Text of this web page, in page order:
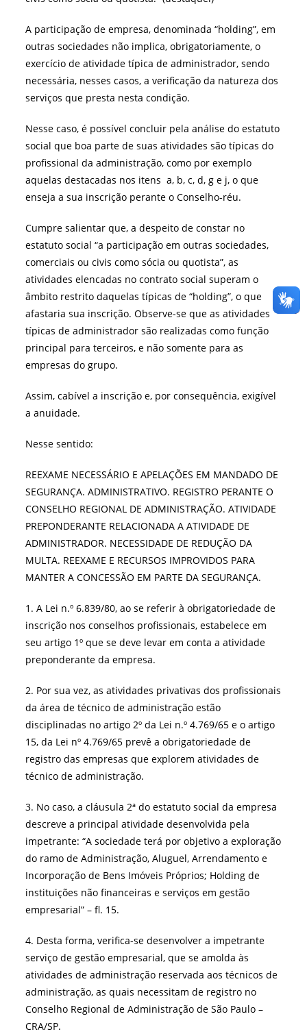
A participação de empresa, denominada “holding”, em
outras sociedades não implica, obrigatoriamente, o
exercício de atividade típica de administrador, sendo
necessária, nesses casos, a verificação da natureza dos
serviços que presta nesta condição.
Nesse caso, é possível concluir pela análise do estatuto
social que boa parte de suas atividades são típicas do
profissional da administração, como por exemplo
aquelas destacadas nos itens a, b, c, d, g e j, o que
enseja a sua inscrição perante o Conselho-réu.
Cumpre salientar que, a despeito de constar no
estatuto social “a participação em outras sociedades,
comerciais ou civis como sócia ou quotista”, as
atividades elencadas no contrato social superam o
âmbito restrito daquelas típicas de “holding”, o que
afastaria sua inscrição. Observe-se que as atividades
típicas de administrador são realizadas como função
principal para terceiros, e não somente para as
empresas do grupo.
Assim, cabível a inscrição e, por consequência, exigível
a anuidade.
Nesse sentido:
REEXAME NECESSÁRIO E APELAÇÕES EM MANDADO DE
SEGURANÇA. ADMINISTRATIVO. REGISTRO PERANTE O
CONSELHO REGIONAL DE ADMINISTRAÇÃO. ATIVIDADE
PREPONDERANTE RELACIONADA A ATIVIDADE DE
ADMINISTRADOR. NECESSIDADE DE REDUÇÃO DA
MULTA. REEXAME E RECURSOS IMPROVIDOS PARA
MANTER A CONCESSÃO EM PARTE DA SEGURANÇA.
1. A Lei n.º 6.839/80, ao se referir à obrigatoriedade de
inscrição nos conselhos profissionais, estabelece em
seu artigo 1º que se deve levar em conta a atividade
preponderante da empresa.
2. Por sua vez, as atividades privativas dos profissionais
da área de técnico de administração estão
disciplinadas no artigo 2º da Lei n.º 4.769/65 e o artigo
15, da Lei nº 4.769/65 prevê a obrigatoriedade de
registro das empresas que explorem atividades de
técnico de administração.
3. No caso, a cláusula 2ª do estatuto social da empresa
descreve a principal atividade desenvolvida pela
impetrante: “A sociedade terá por objetivo a exploração
do ramo de Administração, Aluguel, Arrendamento e
Incorporação de Bens Imóveis Próprios; Holding de
instituições não financeiras e serviços em gestão
empresarial” – fl. 15.
4. Desta forma, verifica-se desenvolver a impetrante
serviço de gestão empresarial, que se amolda às
atividades de administração reservada aos técnicos de
administração, as quais necessitam de registro no
Conselho Regional de Administração de São Paulo –
CRA/SP.